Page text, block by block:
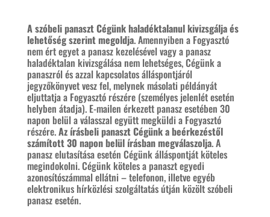
A szóbeli panaszt Cégünk haladéktalanul kivizsgálja és
lehetőség szerint megoldja. Amennyiben a Fogyasztó
nem ért egyet a panasz kezelésével vagy a panasz
haladéktalan kivizsgálása nem lehetséges, Cégünk a
panaszról és azzal kapcsolatos álláspontjáról
jegyzőkönyvet vesz fel, melynek másolati példányát
eljuttatja a Fogyasztó részére (személyes jelenlét esetén
helyben átadja). E-mailen érkezett panasz esetében 30
napon belül a válasszal együtt megküldi a Fogyasztó
részére.Az írásbeli panaszt Cégünk a beérkezéstől
számított 30 napon belül írásban megválaszolja. A
panasz elutasítása esetén Cégünk álláspontját köteles
megindokolni. Cégünk köteles a panaszt egyedi
azonosítószámmal ellátni – telefonon, illetve egyéb
elektronikus hírközlési szolgáltatás útján közölt szóbeli
panasz esetén.